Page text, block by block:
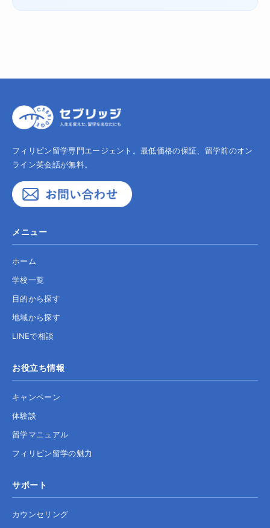
フィリピン留学専門エージェント。最低価格の保証、留学前のオン
ライン英会話が無料。
メニュー
ホーム
学校一覧
目的から探す
地域から探す
LINEで相談
お役立ち情報
キャンペーン
体験談
留学マニュアル
フィリピン留学の魅力
サポート
カウンセリング